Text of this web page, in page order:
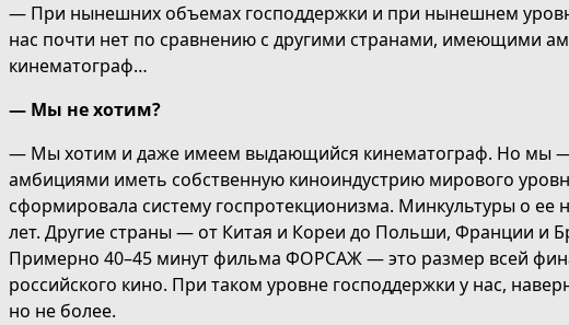
— При нынешних объемах господдержки и при нынешнем
нас почти нет по сравнению с другими странами, имеющими
кинематограф…
— Мы не хотим?
— Мы хотим и даже имеем выдающийся кинематограф. Но мы —
амбициями иметь собственную киноиндустрию мирового
сформировала систему госпротекционизма. Минкультуры о ее
лет. Другие страны — от Китая и Кореи до Польши, Франции и
Примерно 40–45 минут фильма ФОРСАЖ — это размер всей
российского кино. При таком уровне господдержки у нас,
но не более.